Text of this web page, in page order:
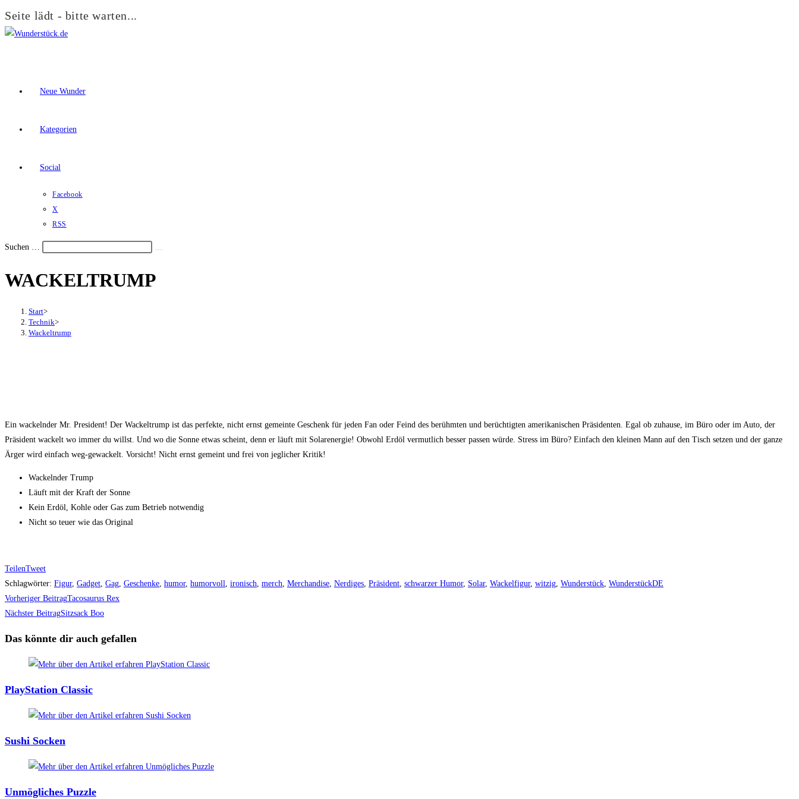
Seite lädt - bitte warten...
Zum
Neue Wunder
Kategorien
Social
Facebook
X
RSS
Suchen …
den
WACKELTRUMP
Start>
Technik>
Wackeltrump
Ein wackelnder Mr. President! Der Wackeltrump ist das perfekte, nicht ernst gemeinte Geschenk für jeden Fan oder Feind des berühmten und berüchtigten amerikanischen Präsidenten. Egal ob zuhause, im Büro oder im Auto, der
Präsident wackelt wo immer du willst. Und wo die Sonne etwas scheint, denn er läuft mit Solarenergie! Obwohl Erdöl vermutlich besser passen würde. Stress im Büro? Einfach den kleinen Mann auf den Tisch setzen und der ganze
Ärger wird einfach weg-gewackelt. Vorsicht! Nicht ernst gemeint und frei von jeglicher Kritik!
Wackelnder Trump
Läuft mit der Kraft der Sonne
Kein Erdöl, Kohle oder Gas zum Betrieb notwendig
Nicht so teuer wie das Original
TeilenTweet
Schlagwörter: Figur, Gadget, Gag, Geschenke, humor, humorvoll, ironisch, merch, Merchandise, Nerdiges, Präsident, schwarzer Humor, Solar, Wackelfigur, witzig, Wunderstück, WunderstückDE
Weitere
Artikel
ansehen
Vorheriger BeitragTacosaurus Rex
Nächster BeitragSitzsack Boo
Das könnte dir auch gefallen
PlayStation Classic
Sushi Socken
Unmögliches Puzzle